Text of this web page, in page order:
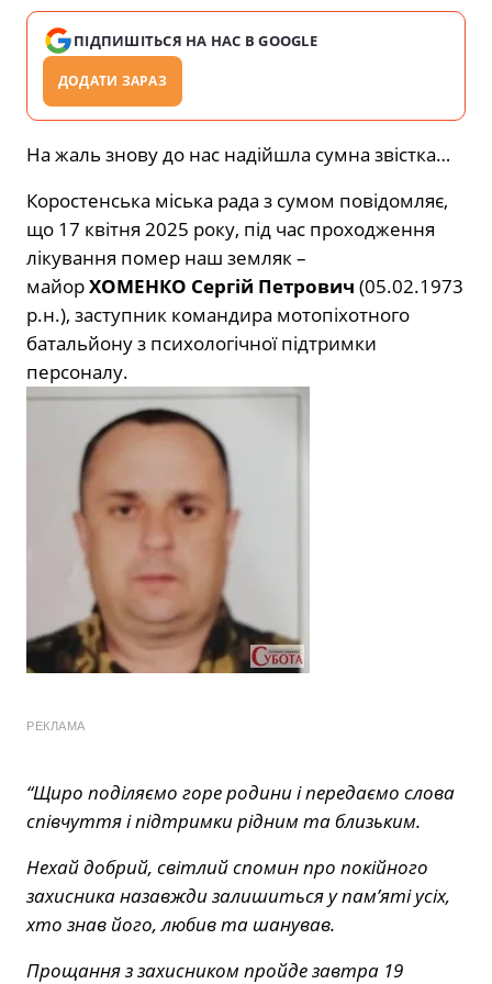
ПІДПИШІТЬСЯ НА НАС В GOOGLE
ДОДАТИ ЗАРАЗ
На жаль знову до нас надійшла сумна звістка…
Коростенська міська рада з сумом повідомляє,
що 17 квітня 2025 року, під час проходження
лікування помер наш земляк –
майорХОМЕНКО Сергій Петрович (05.02.1973
р.н.), заступник командира мотопіхотного
батальйону з психологічної підтримки
персоналу.
РЕКЛАМА
“Щиро поділяємо горе родини і передаємо слова
співчуття і підтримки рідним та близьким.
Нехай добрий, світлий спомин про покійного
захисника назавжди залишиться у пам’яті усіх,
хто знав його, любив та шанував.
Прощання з захисником пройде завтра 19